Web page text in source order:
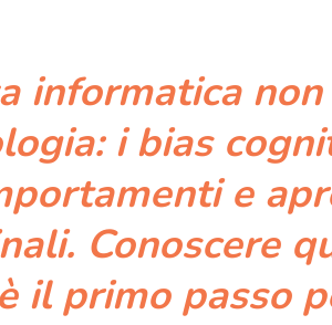
informatica
i bias
e
Conoscere
il primo passo